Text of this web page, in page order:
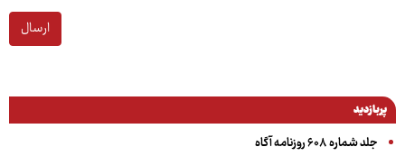
ارسال
پربازدید
جلد شماره ۶۰۸ روزنامه آگاه